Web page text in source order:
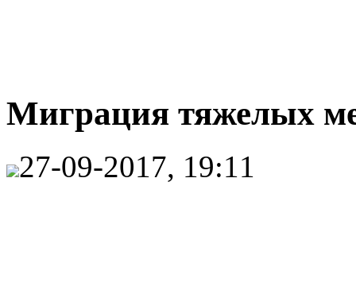
Миграция тяжелых
27-09-2017, 19:11